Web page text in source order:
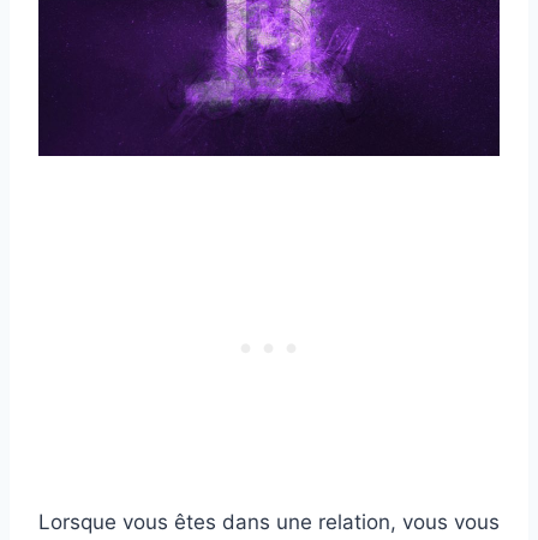
Lorsque vous êtes dans une relation, vous vous